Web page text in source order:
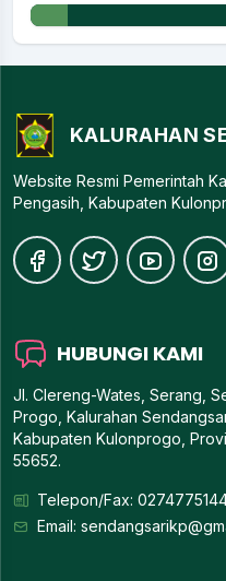
KALURAHAN
Website Resmi Pemerintah
Pengasih, Kabupaten
HUBUNGI KAMI
Jl. Clereng-Wates, Serang,
Progo, Kalurahan
Kabupaten Kulonprogo,
55652.
Telepon/Fax:
Email: